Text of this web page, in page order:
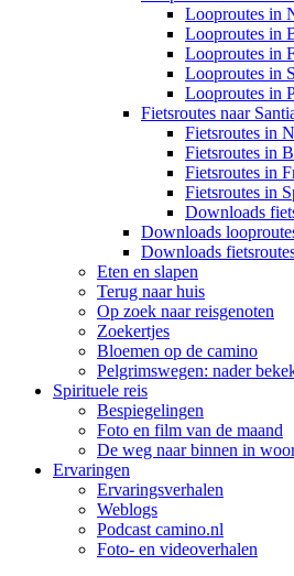
Looproutes in
Looproutes in
Looproutes in
Looproutes in
Looproutes in
Fietsroutes naar
Fietsroutes in
Fietsroutes in
Fietsroutes in
Fietsroutes in
Downloads
Downloads
Downloads
Eten en slapen
Terug naar huis
Op zoek naar reisgenoten
Zoekertjes
Bloemen op de camino
Pelgrimswegen: nader
Spirituele reis
Bespiegelingen
Foto en film van de maand
De weg naar binnen in
Ervaringen
Ervaringsverhalen
Weblogs
Podcast camino.nl
Foto- en videoverhalen